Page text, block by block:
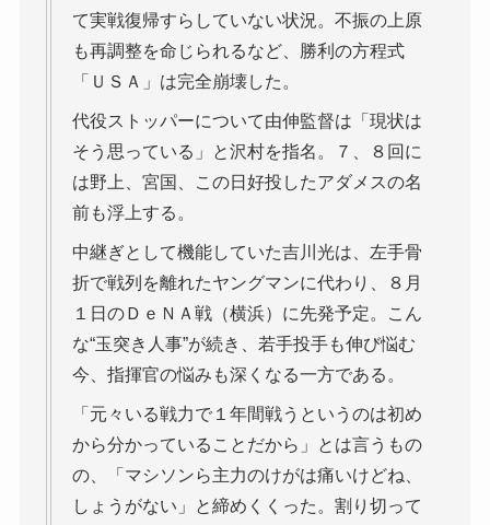
て実戦復帰すらしていない状況。不振の上原
も再調整を命じられるなど、勝利の方程式
「ＵＳＡ」は完全崩壊した。
代役ストッパーについて由伸監督は「現状は
そう思っている」と沢村を指名。７、８回に
は野上、宮国、この日好投したアダメスの名
前も浮上する。
中継ぎとして機能していた吉川光は、左手骨
折で戦列を離れたヤングマンに代わり、８月
１日のＤｅＮＡ戦（横浜）に先発予定。こん
な“玉突き人事”が続き、若手投手も伸び悩む
今、指揮官の悩みも深くなる一方である。
「元々いる戦力で１年間戦うというのは初め
から分かっていることだから」とは言うもの
の、「マシソンら主力のけがは痛いけどね、
しょうがない」と締めくくった。割り切って